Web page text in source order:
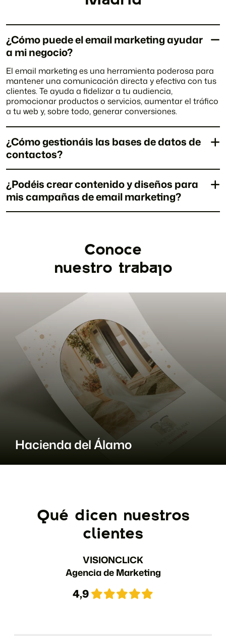
¿Cómo puede el email marketing ayudar
a mi negocio?
El email marketing es una herramienta poderosa para
mantener una comunicación directa y efectiva con tus
clientes. Te ayuda a fidelizar a tu audiencia,
promocionar productos o servicios, aumentar el tráfico
a tu web y, sobre todo, generar conversiones.
¿Cómo gestionáis las bases de datos de
contactos?
¿Podéis crear contenido y diseños para
mis campañas de email marketing?
Conoce
nuestro trabajo
Hacienda del Álamo
Qué dicen nuestros
clientes
VISIONCLICK
Agencia de Marketing
4,9